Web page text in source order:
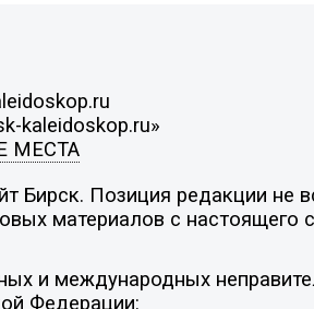
kaleidoskop.ru»
МЕСТА
Бирск. Позиция редакции не
материалов с настоящего
и международных
Федерации: